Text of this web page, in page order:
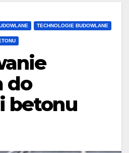
TECHNOLOGIE BUDOWLANE
do
betonu